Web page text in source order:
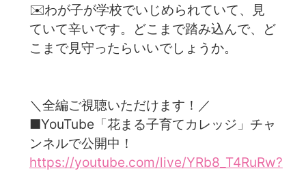
✉️わが子が学校でいじめられていて、見
ていて辛いです。どこまで踏み込んで、ど
こまで見守ったらいいでしょうか。
＼全編ご視聴いただけます！／
■YouTube「花まる子育てカレッジ」チャ
ンネルで公開中！
https://youtube.com/live/YRb8_T4RuRw?